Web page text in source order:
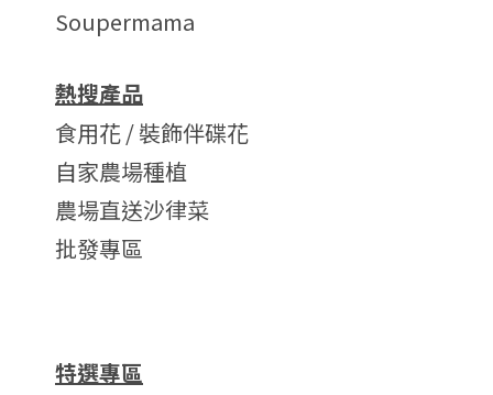
Soupermama
熱搜產品
食用花 / 裝飾伴碟花
自家農場種植
農場直送沙律菜
批發專區
特選專區